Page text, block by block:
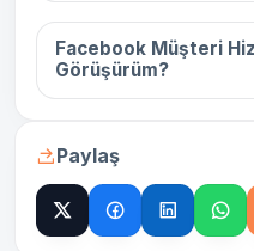
Facebook Müşteri
Görüşürüm?
Paylaş